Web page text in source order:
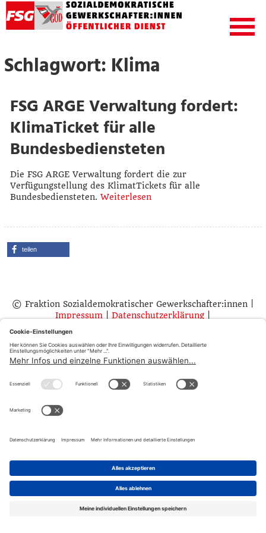
Schlagwort: Klima
FSG ARGE Verwaltung fordert:
KlimaTicket für alle
Bundesbediensteten
Die FSG ARGE Verwaltung fordert die zur
Verfügungstellung des KlimatTickets für alle
Bundesbediensteten. Weiterlesen
teilen
© Fraktion Sozialdemokratischer Gewerkschafter:innen |
Impressum |Datenschutzerklärung